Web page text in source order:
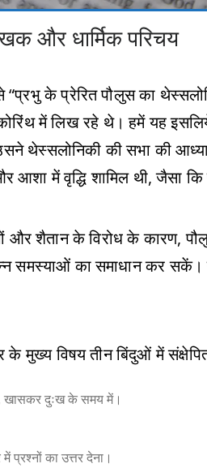
और धार्मिक परिचय
के प्रेरित पौलुस का
में लिख रहे थे। हमें यह इसलिये
थेस्सलोनिकी की सभा की
आशा में वृद्धि शामिल थी, जैसा कि
और शैतान के विरोध के कारण,
समस्याओं का समाधान कर
के मुख्य विषय तीन बिंदुओं में
खासकर दुःख के समय में।
का उत्तर देना।